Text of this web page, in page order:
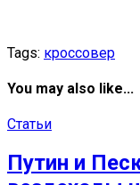
Tags: кроссовер
You may also like...
Статьи
Путин и